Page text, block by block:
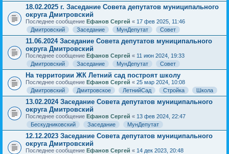
18.02.2025 г. Заседание Совета депутатов муниципального
округа Дмитровский
Последнее сообщение Ефанов Сергей « 17 фев 2025, 11:46
Дмитровский
Заседание МунДепутат Совет
11.06.2024 Заседание Совета депутатов муниципального
округа Дмитровский
Последнее сообщение Ефанов Сергей « 11 июн 2024, 19:33
Дмитровский
Заседание МунДепутат Совет
На территории ЖК Летний сад построят школу
Последнее сообщение Ефанов Сергей « 25 мар 2024, 10:08
Дмитровский
Дмитровское ЛетнийСад Стройка Школа
13.02.2024 Заседание Совета депутатов муниципального
округа Дмитровский
Последнее сообщение Ефанов Сергей « 13 фев 2024, 22:47
Бескудниковский
Заседание МунДепутат
12.12.2023 Заседание Совета депутатов муниципального
округа Дмитровский
Последнее сообщение Ефанов Сергей « 14 дек 2023, 20:48